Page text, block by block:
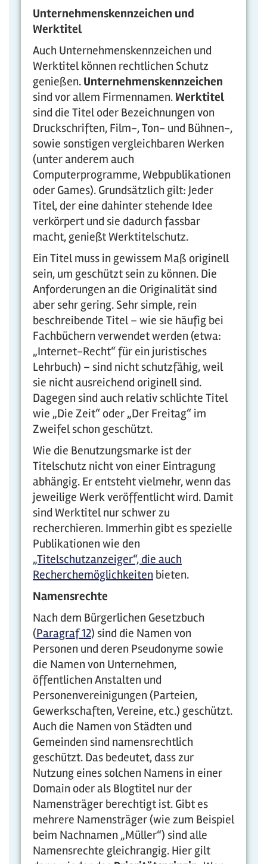
Unternehmenskennzeichen und
Werktitel
Auch Unternehmenskennzeichen und
Werktitel können rechtlichen Schutz
genießen. Unternehmenskennzeichen
sind vor allem Firmennamen.Werktitel
sind die Titel oder Bezeichnungen von
Druckschriften, Film-, Ton- und Bühnen-,
sowie sonstigen vergleichbaren Werken
(unter anderem auch
Computerprogramme, Webpublikationen
oder Games). Grundsätzlich gilt: Jeder
Titel, der eine dahinter stehende Idee
verkörpert und sie dadurch fassbar
macht, genießt Werktitelschutz.
Ein Titel muss in gewissem Maß originell
sein, um geschützt sein zu können. Die
Anforderungen an die Originalität sind
aber sehr gering. Sehr simple, rein
beschreibende Titel – wie sie häufig bei
Fachbüchern verwendet werden (etwa:
„Internet-Recht“ für ein juristisches
Lehrbuch) – sind nicht schutzfähig, weil
sie nicht ausreichend originell sind.
Dagegen sind auch relativ schlichte Titel
wie „Die Zeit“ oder „Der Freitag“ im
Zweifel schon geschützt.
Wie die Benutzungsmarke ist der
Titelschutz nicht von einer Eintragung
abhängig. Er entsteht vielmehr, wenn das
jeweilige Werk veröffentlicht wird. Damit
sind Werktitel nur schwer zu
recherchieren. Immerhin gibt es spezielle
Publikationen wie den
„Titelschutzanzeiger“, die auch
Recherchemöglichkeiten bieten.
Namensrechte
Nach dem Bürgerlichen Gesetzbuch
(Paragraf 12) sind die Namen von
Personen und deren Pseudonyme sowie
die Namen von Unternehmen,
öffentlichen Anstalten und
Personenvereinigungen (Parteien,
Gewerkschaften, Vereine, etc.) geschützt.
Auch die Namen von Städten und
Gemeinden sind namensrechtlich
geschützt. Das bedeutet, dass zur
Nutzung eines solchen Namens in einer
Domain oder als Blogtitel nur der
Namensträger berechtigt ist. Gibt es
mehrere Namensträger (wie zum Beispiel
beim Nachnamen „Müller“) sind alle
Namensrechte gleichrangig. Hier gilt